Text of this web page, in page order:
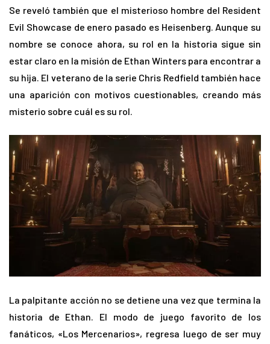
Se reveló también que el misterioso hombre del Resident
Evil Showcase de enero pasado es Heisenberg. Aunque su
nombre se conoce ahora, su rol en la historia sigue sin
estar claro en la misión de Ethan Winters para encontrar a
su hija. El veterano de la serie Chris Redfield también hace
una aparición con motivos cuestionables, creando más
misterio sobre cuál es su rol.
La palpitante acción no se detiene una vez que termina la
historia de Ethan. El modo de juego favorito de los
fanáticos, «Los Mercenarios», regresa luego de ser muy